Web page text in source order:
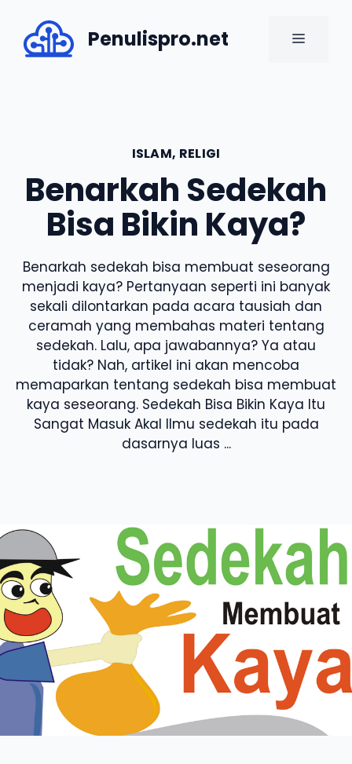
content
Penulispro.net MENU
ISLAM, RELIGI
Benarkah Sedekah
Bisa Bikin Kaya?
Benarkah sedekah bisa membuat seseorang
menjadi kaya? Pertanyaan seperti ini banyak
sekali dilontarkan pada acara tausiah dan
ceramah yang membahas materi tentang
sedekah. Lalu, apa jawabannya? Ya atau
tidak? Nah, artikel ini akan mencoba
memaparkan tentang sedekah bisa membuat
kaya seseorang. Sedekah Bisa Bikin Kaya Itu
Sangat Masuk Akal Ilmu sedekah itu pada
dasarnya luas ...